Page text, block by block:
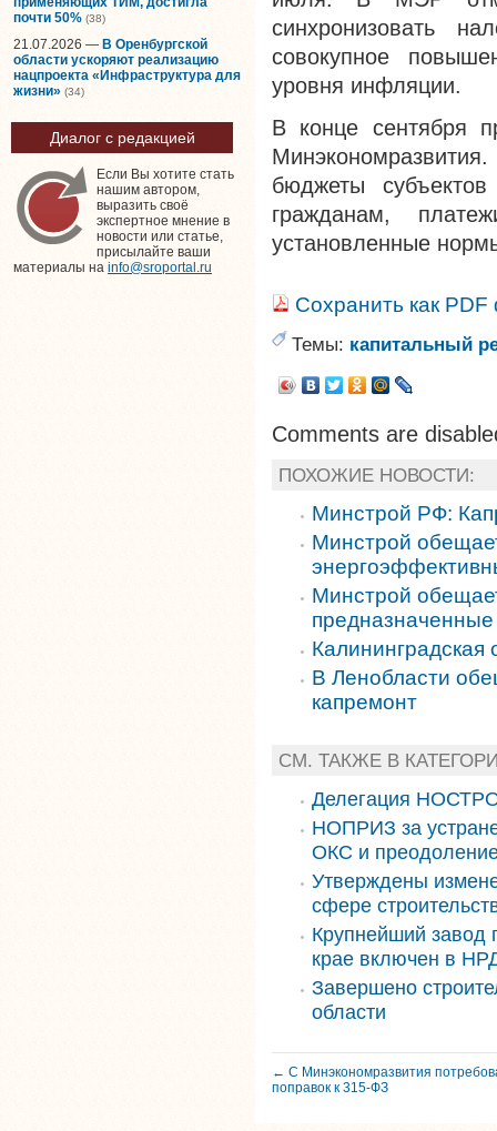
почти 50% (38)
21.07.2026 — В Оренбургской
области ускоряют реализацию
нацпроекта «Инфраструктура для
жизни» (34)
Диалог с редакцией
Если Вы хотите стать
нашим автором,
выразить своё
экспертное мнение в
новости или статье,
присылайте ваши
материалы на info@sroportal.ru
синхронизовать
совокупное
уровня инфляции.
В конце сентября
бюджеты
гражданам,
установленные
Сохранить как
Темы: капитальный
Comments are
ПОХОЖИЕ НОВОСТИ:
Минстрой РФ:
Минстрой
Минстрой
Калининградская
В Ленобласти
капремонт
СМ. ТАКЖЕ В
Делегация
НОПРИЗ за
ОКС и
Утверждены
сфере
Крупнейший завод
крае включен в
Завершено
области
← С Минэкономразвития
поправок к 315-ФЗ